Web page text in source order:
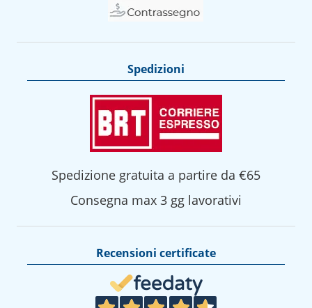
Spedizioni
Spedizione gratuita a partire da €65
Consegna max 3 gg lavorativi
Recensioni certificate